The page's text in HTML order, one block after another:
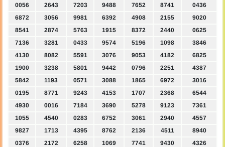
0056
2643 7203 9488 7652 8741
0436
6872
3056 9981 6392 4908 2155
9020
8541
2874 5763 1915 8372 2440
0625
7136
3281 0433 9574 5196 1098
3846
4130
8082 5591 3076 9053 4182
6825
1900
3238 5801 9442 0796 2251
4387
5842
1193 0571 3088 1865 6972
3016
0195
8771 9243 4153 1707 2368
6544
4930
0016 7184 3690 5278 9123
7361
1055
4540 0283 6752 3061 2940
4557
9827
1713 4395 8762 2136 4511
8940
0376
2172 6258 1069 7741 9430 4326